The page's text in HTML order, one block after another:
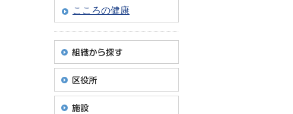
こころの健康